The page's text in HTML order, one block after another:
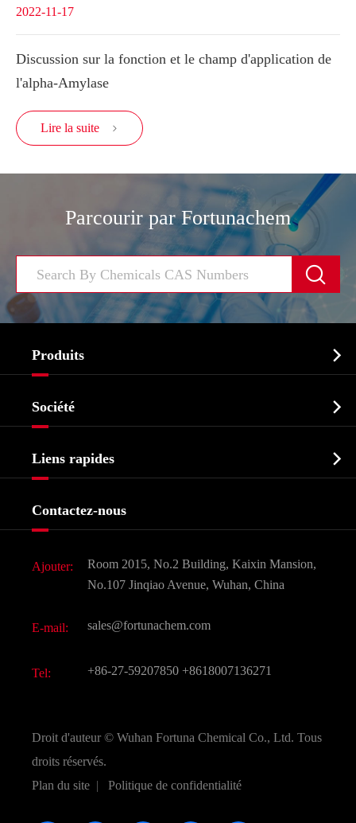
2022-11-17
Discussion sur la fonction et le champ d'application de
l'alpha-Amylase
Lire la suite 
Parcourir par Fortunachem

Produits 
Biochimique
Produits agrochimiques et intermédiaires
Ingrédients cosmétiques
Saveurs et parfums
CAS chimiques
Société 
Histoire de l'entreprise
Liens rapides 
Contactez-nous
Ajouter:
Room 2015, No.2 Building, Kaixin Mansion,
No.107 Jinqiao Avenue, Wuhan, China
E-mail: sales@fortunachem.com
Tel: +86-27-59207850 +8618007136271
Droit d'auteur © Wuhan Fortuna Chemical Co., Ltd. Tous
droits réservés.
Plan du site | Politique de confidentialité